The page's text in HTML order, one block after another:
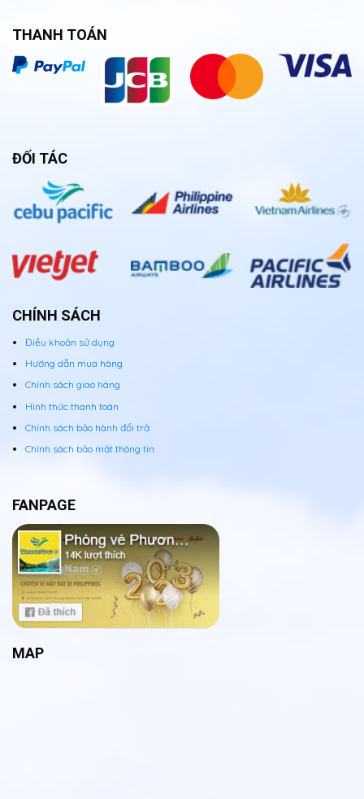
THANH TOÁN
ĐỐI TÁC
CHÍNH SÁCH
Điều khoản sử dụng
Hướng dẫn mua hàng
Chính sách giao hàng
Hình thức thanh toán
Chính sách bảo hành đổi trả
Chính sách bảo mật thông tin
FANPAGE
MAP